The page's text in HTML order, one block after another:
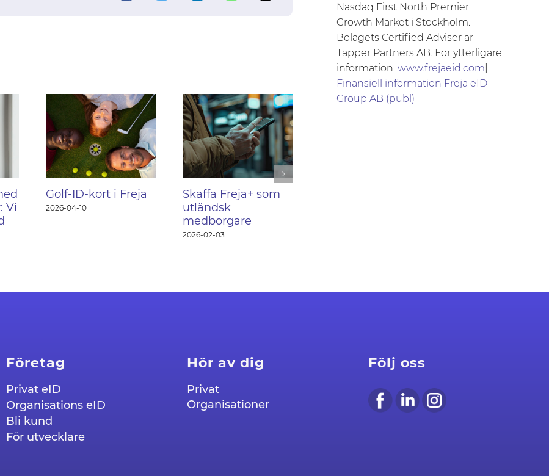
Vi
Golf-ID-kort i Freja
2026-04-10
Skaffa Freja+ som
utländsk
medborgare
2026-02-03
Nasdaq First North Premier
Growth Market i Stockholm.
Bolagets Certified Adviser är
Tapper Partners AB. För ytterligare
information: www.frejaeid.com
Finansiell information Freja eID
Group AB (publ)
Företag
Privat eID
Organisations eID
Bli kund
För utvecklare
Hör av dig
Privat
Organisationer
Följ oss